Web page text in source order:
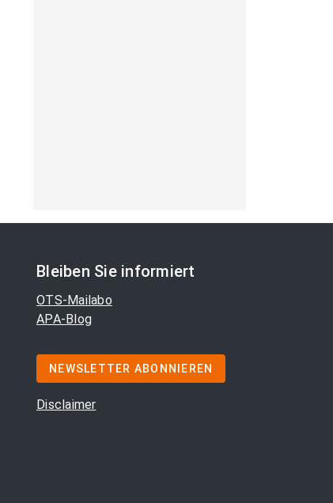
Bleiben Sie informiert
OTS-Mailabo
APA-Blog
NEWSLETTER ABONNIEREN
Disclaimer